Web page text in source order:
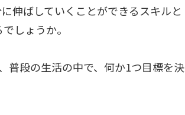
伸ばしていくことができるスキルと
しょうか。
普段の生活の中で、何か1つ目標を決